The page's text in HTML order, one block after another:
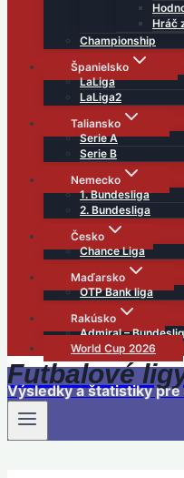
Hráč
Championship
Španielsko
LaLiga
LaLiga2
Taliansko
Serie A
Serie B
Nemecko
1. Bundesliga
2. Bundesliga
Česko
Chance Liga
Maďarsko
OTP Bank liga
Rakúsko
Admiral –
World Cup 2026
Futbalové
Výsledky a štatistiky